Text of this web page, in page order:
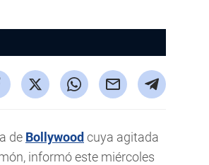
de Bollywood cuya agitada
informó este miércoles